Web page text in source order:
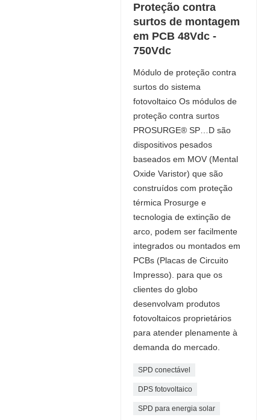
Proteção contra
surtos de montagem
em PCB 48Vdc -
750Vdc
Módulo de proteção contra
surtos do sistema
fotovoltaico Os módulos de
proteção contra surtos
PROSURGE® SP…D são
dispositivos pesados ​​
baseados em MOV (Mental
Oxide Varistor) que são
construídos com proteção
térmica Prosurge e
tecnologia de extinção de
arco, podem ser facilmente
integrados ou montados em
PCBs (Placas de Circuito
Impresso). para que os
clientes do globo
desenvolvam produtos
fotovoltaicos proprietários
para atender plenamente à
demanda do mercado.
SPD conectável
DPS fotovoltaico
SPD para energia solar